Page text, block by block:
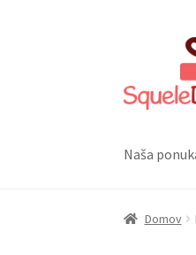
navigáciu
obsah
Naša
Domov